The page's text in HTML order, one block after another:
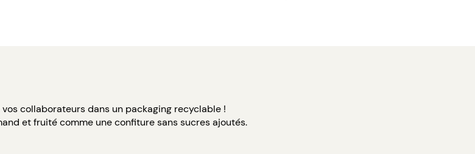
collaborateurs dans un packaging recyclable !
et fruité comme une confiture sans sucres ajoutés.